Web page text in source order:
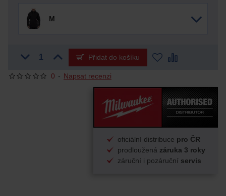
0 - Napsat recenzi
M
Přidat do košíku
oficiální distribuce pro ČR
prodloužená záruka 3 roky
záruční i pozáruční servis